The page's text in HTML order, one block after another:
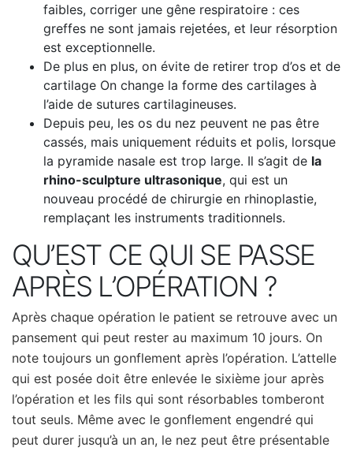
faibles, corriger une gêne respiratoire : ces
greffes ne sont jamais rejetées, et leur résorption
est exceptionnelle.
De plus en plus, on évite de retirer trop d’os et de
cartilage On change la forme des cartilages à
l’aide de sutures cartilagineuses.
Depuis peu, les os du nez peuvent ne pas être
cassés, mais uniquement réduits et polis, lorsque
la pyramide nasale est trop large. Il s’agit de la
rhino-sculpture ultrasonique, qui est un
nouveau procédé de chirurgie en rhinoplastie,
remplaçant les instruments traditionnels.
QU’EST CE QUI SE PASSE
APRÈS L’OPÉRATION ?
Après chaque opération le patient se retrouve avec un
pansement qui peut rester au maximum 10 jours. On
note toujours un gonflement après l’opération. L’attelle
qui est posée doit être enlevée le sixième jour après
l’opération et les fils qui sont résorbables tomberont
tout seuls. Même avec le gonflement engendré qui
peut durer jusqu’à un an, le nez peut être présentable